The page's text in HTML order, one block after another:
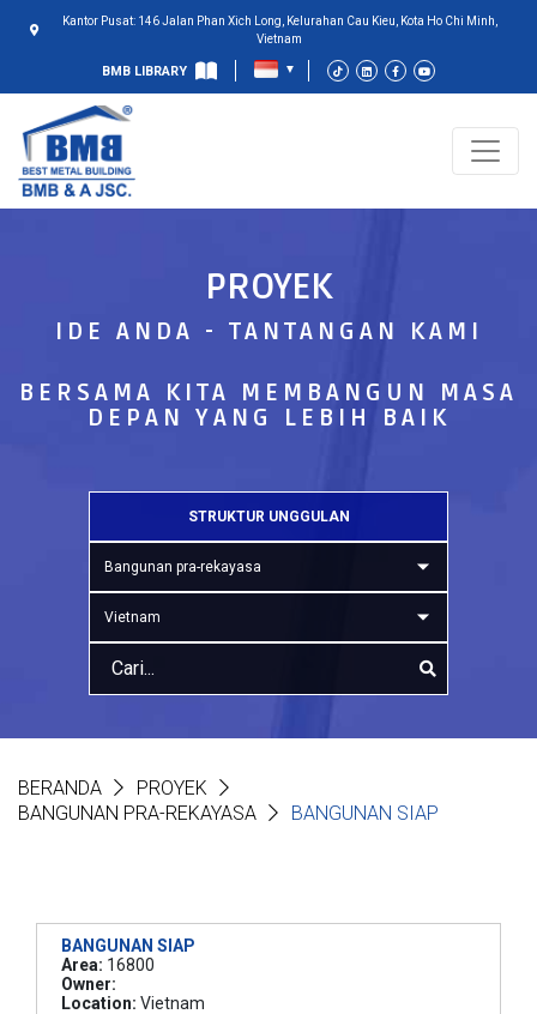
Kantor Pusat: 146 Jalan Phan Xich Long, Kelurahan Cau Kieu, Kota Ho Chi Minh,
Vietnam
BMB LIBRARY
PROYEK
IDE ANDA - TANTANGAN KAMI
BERSAMA KITA MEMBANGUN MASA
DEPAN YANG LEBIH BAIK
STRUKTUR UNGGULAN
Bangunan pra-rekayasa
Vietnam
BERANDA
PROYEK
BANGUNAN PRA-REKAYASA
BANGUNAN SIAP
BANGUNAN SIAP
Area: 16800
Owner:
Location: Vietnam